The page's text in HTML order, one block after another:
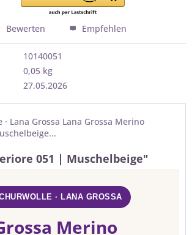
Bewerten Empfehlen
10140051
0,05 kg
27.05.2026
Lana Grossa Lana Grossa Merino
051 | Muschelbeige"
· LANA GROSSA
Merino